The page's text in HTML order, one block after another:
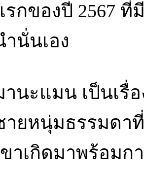
รกของปี 2567
ำนั่นเอง
านะแมน เป็นเรื่
ายหนุ่มธรรมดา
ขาเกิดมาพร้อม